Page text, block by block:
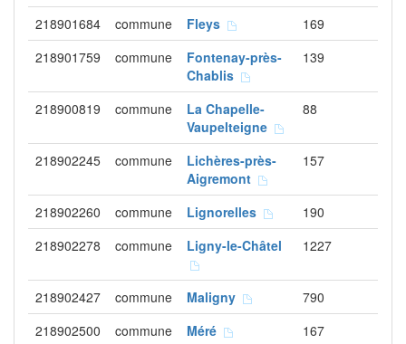
218901684
commune Fleys
169
218901759
commune
Fontenay-près-
Chablis
139
218900819 commune
La Chapelle-
Vaupelteigne
88
218902245 commune
Lichères-près-
Aigremont
157
218902260 commune Lignorelles
190
218902278
commune Ligny-le-Châtel 1227
218902427 commune Maligny
790
218902500
commune Méré
167